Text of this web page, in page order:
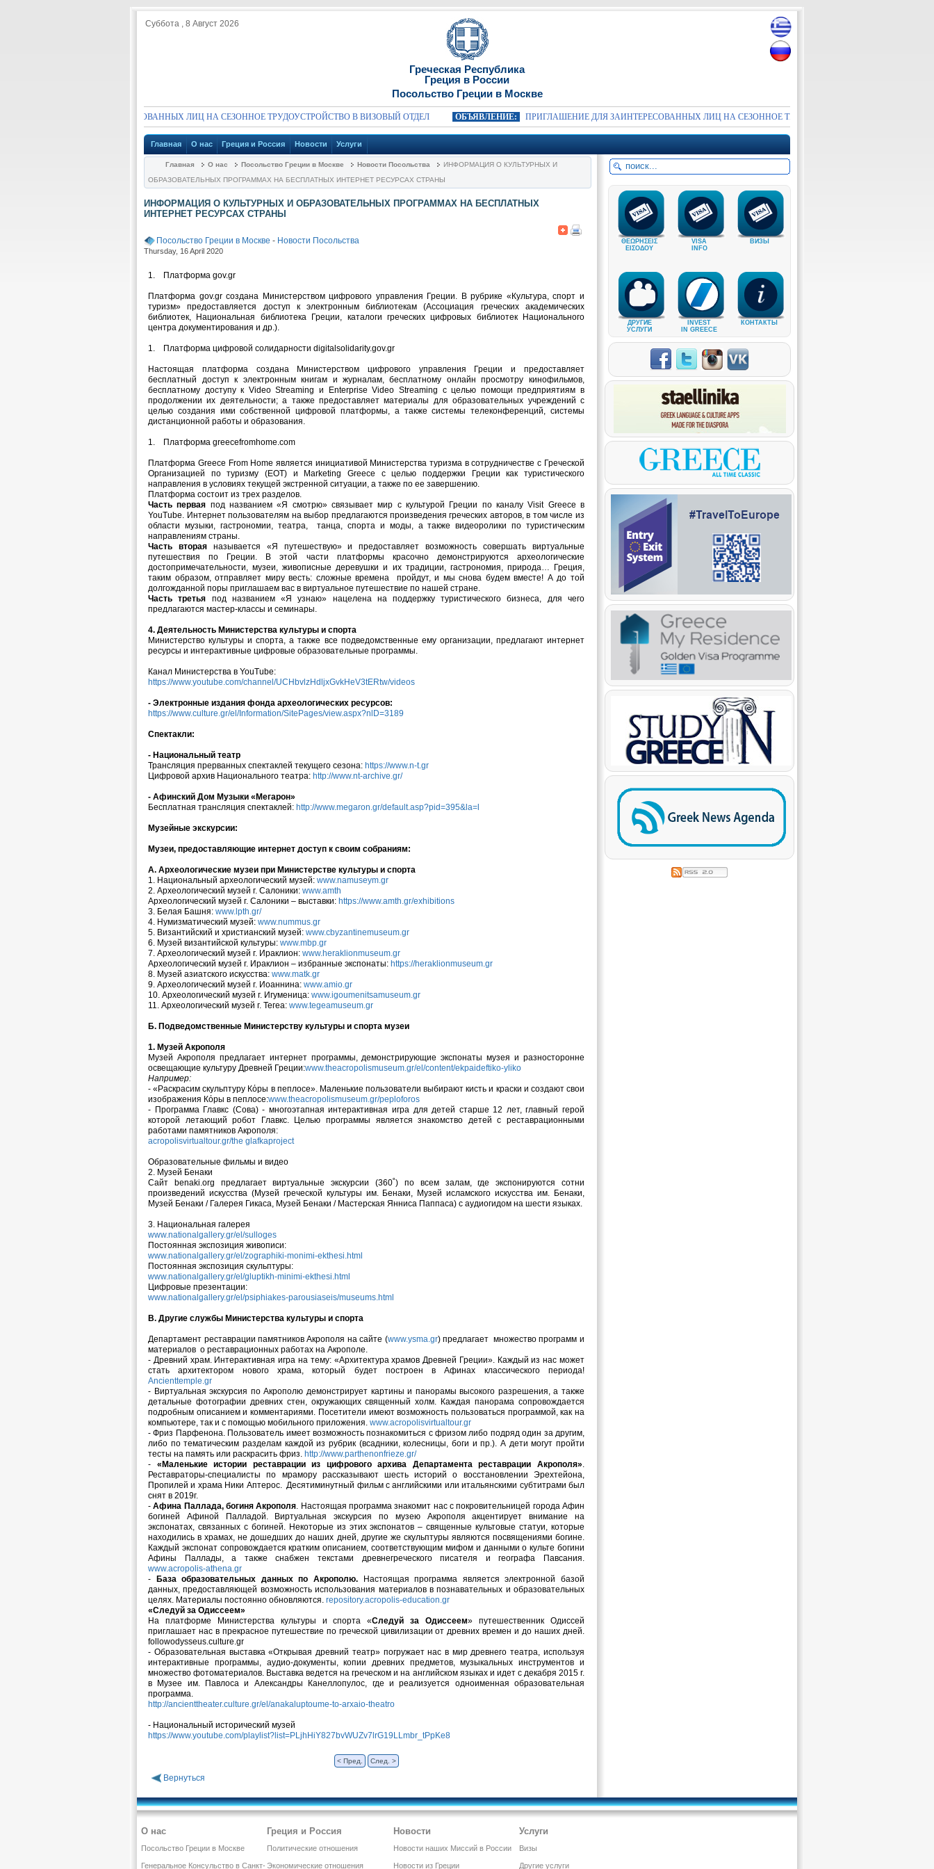
Суббота , 8 Август 2026
Греческая Республика
Греция в России
Посольство Греции в Москве
ДЛЯ ЗАИНТЕРЕСОВАННЫХ ЛИЦ НА СЕЗОННОЕ ТРУДОУСТРОЙСТВО В ВИЗОВЫЙ ОТДЕЛ ОБЪЯВЛЕНИЕ: ПРИГЛАШЕНИЕ ДЛЯ ЗАИНТЕРЕСОВАННЫХ ЛИЦ НА СЕЗОННОЕ ТРУДОУСТРОЙСТВО В ВИЗОВЫЙ ОТДЕЛ
Главная О нас Греция и Россия Новости Услуги
Главная О нас Посольство Греции в Москве Новости Посольства
ИНФОРМАЦИЯ О КУЛЬТУРНЫХ И
ОБРАЗОВАТЕЛЬНЫХ ПРОГРАММАХ НА БЕСПЛАТНЫХ ИНТЕРНЕТ РЕСУРСАХ СТРАНЫ
ИНФОРМАЦИЯ О КУЛЬТУРНЫХ И ОБРАЗОВАТЕЛЬНЫХ ПРОГРАММАХ НА БЕСПЛАТНЫХ
ИНТЕРНЕТ РЕСУРСАХ СТРАНЫ
Посольство Греции в Москве - Новости Посольства
Thursday, 16 April 2020
1. Платформа gov.gr
Платформа gov.gr создана Министерством цифрового управления Греции. В рубрике «Культура, спорт и
туризм» предоставляется доступ к электронным библиотекам (Ассоциация греческих академических
библиотек, Национальная библиотека Греции, каталоги греческих цифровых библиотек Национального
центра документирования и др.).
1. Платформа цифровой солидарности digitalsolidarity.gov.gr
Настоящая платформа создана Министерством цифрового управления Греции и предоставляет
бесплатный доступ к электронным книгам и журналам, бесплатному онлайн просмотру кинофильмов,
бесплатному доступу к Video Streaming и Enterprise Video Streaming с целью помощи предприятиям в
продолжении их деятельности; а также предоставляет материалы для образовательных учреждений с
целью создания ими собственной цифровой платформы, а также системы телеконференций, системы
дистанционной работы и образования.
1. Платформа greecefromhome.com
Платформа Greece From Home является инициативой Министерства туризма в сотрудничестве с Греческой
Организацией по туризму (ЕОТ) и Marketing Greece с целью поддержки Греции как туристического
направления в условиях текущей экстренной ситуации, а также по ее завершению.
Платформа состоит из трех разделов.
Часть первая под названием «Я смотрю» связывает мир с культурой Греции по каналу Visit Greece в
YouTube. Интернет пользователям на выбор предлагаются произведения греческих авторов, в том числе из
области музыки, гастрономии, театра, танца, спорта и моды, а также видеоролики по туристическим
направлениям страны.
Часть вторая называется «Я путешествую» и предоставляет возможность совершать виртуальные
путешествия по Греции. В этой части платформы красочно демонстрируются археологические
достопримечательности, музеи, живописные деревушки и их традиции, гастрономия, природа… Греция,
таким образом, отправляет миру весть: сложные времена пройдут, и мы снова будем вместе! А до той
долгожданной поры приглашаем вас в виртуальное путешествие по нашей стране.
Часть третья под названием «Я узнаю» нацелена на поддержку туристического бизнеса, для чего
предлагаются мастер-классы и семинары.
4. Деятельность Министерства культуры и спорта
Министерство культуры и спорта, а также все подведомственные ему организации, предлагают интернет
ресурсы и интерактивные цифровые образовательные программы.
Канал Министерства в YouTube:
https://www.youtube.com/channel/UCHbvlzHdljxGvkHeV3tERtw/videos
- Электронные издания фонда археологических ресурсов:
https://www.culture.gr/el/Information/SitePages/view.aspx?nlD=3189
Спектакли:
- Национальный театр
Трансляция прерванных спектаклей текущего сезона: https://www.n-t.gr
Цифровой архив Национального театра: http://www.nt-archive.gr/
- Афинский Дом Музыки «Мегарон»
Бесплатная трансляция спектаклей: http://www.megaron.gr/default.asp?pid=395&la=l
Музейные экскурсии:
Музеи, предоставляющие интернет доступ к своим собраниям:
А. Археологические музеи при Министерстве культуры и спорта
1. Национальный археологический музей:www.namuseym.gr
2. Археологический музей г. Салоники:www.amth
Археологический музей г. Салоники – выставки: https://www.amth.gr/exhibitions
3. Белая Башня:www.lpth.gr/
4. Нумизматический музей:www.nummus.gr
5. Византийский и христианский музей:www.cbyzantinemuseum.gr
6. Музей византийской культуры:www.mbp.gr
7. Археологический музей г. Ираклион:www.heraklionmuseum.gr
Археологический музей г. Ираклион – избранные экспонаты: https://heraklionmuseum.gr
8. Музей азиатского искусства:www.matk.gr
9. Археологический музей г. Иоаннина:www.amio.gr
10. Археологический музей г. Игуменица:www.igoumenitsamuseum.gr
11. Археологический музей г. Тегеа:www.tegeamuseum.gr
Б. Подведомственные Министерству культуры и спорта музеи
1. Музей Акрополя
Музей Акрополя предлагает интернет программы, демонстрирующие экспонаты музея и разносторонне
освещающие культуру Древней Греции:www.theacropolismuseum.gr/el/content/ekpaideftiko-yliko
Например:
- «Раскрасим скульптуру Кόры в пеплосе». Маленькие пользователи выбирают кисть и краски и создают свои
изображения Кόры в пеплосе:www.theacropolismuseum.gr/peploforos
- Программа Главкс (Сова) - многоэтапная интерактивная игра для детей старше 12 лет, главный герой
которой летающий робот Главкс. Целью программы является знакомство детей с реставрационными
работами памятников Акрополя:
acropolisvirtualtour.gr/the glafkaproject
Образовательные фильмы и видео
2. Музей Бенаки
Сайт benaki.org предлагает виртуальные экскурсии (360˚) по всем залам, где экспонируются сотни
произведений искусства (Музей греческой культуры им. Бенаки, Музей исламского искусства им. Бенаки,
Музей Бенаки / Галерея Гикаса, Музей Бенаки / Мастерская Янниса Паппаса) с аудиогидом на шести языках.
3. Национальная галерея
www.nationalgallery.gr/el/sulloges
Постоянная экспозиция живописи:
www.nationalgallery.gr/el/zographiki-monimi-ekthesi.html
Постоянная экспозиция скульптуры:
www.nationalgallery.gr/el/gluptikh-minimi-ekthesi.html
Цифровые презентации:
www.nationalgallery.gr/el/psiphiakes-parousiaseis/museums.html
В. Другие службы Министерства культуры и спорта
Департамент реставрации памятников Акрополя на сайте (www.ysma.gr) предлагает множество программ и
материалов о реставрационных работах на Акрополе.
- Древний храм. Интерактивная игра на тему: «Архитектура храмов Древней Греции». Каждый из нас может
стать архитектором нового храма, который будет построен в Афинах классического периода!
Ancienttemple.gr
- Виртуальная экскурсия по Акрополю демонстрирует картины и панорамы высокого разрешения, а также
детальные фотографии древних стен, окружающих священный холм. Каждая панорама сопровождается
подробным описанием и комментариями. Посетители имеют возможность пользоваться программой, как на
компьютере, так и с помощью мобильного приложения.www.acropolisvirtualtour.gr
- Фриз Парфенона. Пользователь имеет возможность познакомиться с фризом либо подряд один за другим,
либо по тематическим разделам каждой из рубрик (всадники, колесницы, боги и пр.). А дети могут пройти
тесты на память или раскрасить фриз. http://www.parthenonfrieze.gr/
- «Маленькие истории реставрации из цифрового архива Департамента реставрации Акрополя».
Реставраторы-специалисты по мрамору рассказывают шесть историй о восстановлении Эрехтейона,
Пропилей и храма Ники Аптерос. Десятиминутный фильм с английскими или итальянскими субтитрами был
снят в 2019г.
- Афина Паллада, богиня Акрополя. Настоящая программа знакомит нас с покровительницей города Афин
богиней Афиной Палладой. Виртуальная экскурсия по музею Акрополя акцентирует внимание на
экспонатах, связанных с богиней. Некоторые из этих экспонатов – священные культовые статуи, которые
находились в храмах, не дошедших до наших дней, другие же скульптуры являются посвящениями богине.
Каждый экспонат сопровождается кратким описанием, соответствующим мифом и данными о культе богини
Афины Паллады, а также снабжен текстами древнегреческого писателя и географа Павсания.
www.acropolis-athena.gr
- База образовательных данных по Акрополю. Настоящая программа является электронной базой
данных, предоставляющей возможность использования материалов в познавательных и образовательных
целях. Материалы постоянно обновляются.repository.acropolis-education.gr
«Следуй за Одиссеем»
На платформе Министерства культуры и спорта «Следуй за Одиссеем» путешественник Одиссей
приглашает нас в прекрасное путешествие по греческой цивилизации от древних времен и до наших дней.
followodysseus.culture.gr
- Образовательная выставка «Открывая древний театр» погружает нас в мир древнего театра, используя
интерактивные программы, аудио-документы, копии древних предметов, музыкальных инструментов и
множество фотоматериалов. Выставка ведется на греческом и на английском языках и идет с декабря 2015 г.
в Музее им. Павлоса и Александры Канеллопулос, где и реализуется одноименная образовательная
программа.
http://ancienttheater.culture.gr/el/anakaluptoume-to-arxaio-theatro
- Национальный исторический музей
https://www.youtube.com/playlist?list=PLjhHiY827bvWUZv7lrG19LLmbr_tPpKe8
< Пред. След. >
Вернуться
ΘΕΩΡΗΣΕΙΣ
ΕΙΣΟΔΟΥ
VISA
INFO
ВИЗЫ
ДРУГИЕ
УСЛУГИ
INVEST
IN GREECE
КОНТАКТЫ
О нас
Посольство Греции в Москве
Генеральное Консульство в Санкт-
Греция и Россия
Политические отношения
Экономические отношения
Новости
Новости наших Миссий в России
Новости из Греции
Услуги
Визы
Другие услуги